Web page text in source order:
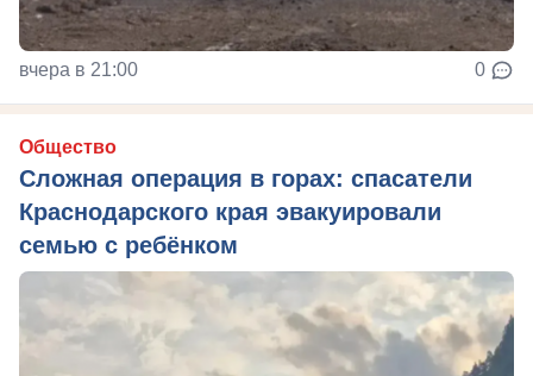
вчера в 21:00 0
Общество
Сложная операция в горах: спасатели
Краснодарского края эвакуировали
семью с ребёнком